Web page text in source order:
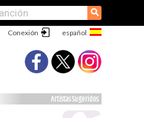
⚲
Conexión
Artistas Sugeridos